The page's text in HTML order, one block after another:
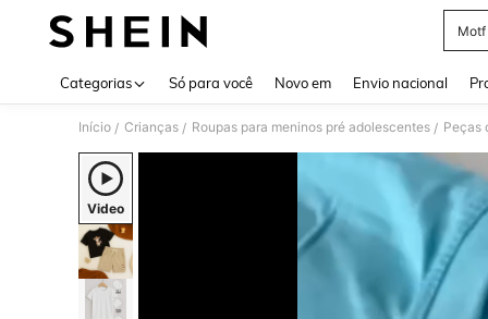
Motf
Categorias Só para você Novo em Envio nacional
Início / Crianças / Roupas para meninos pré adolescentes / Peças
Video